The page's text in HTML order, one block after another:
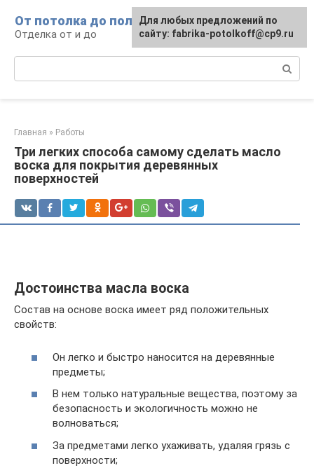
контенту
От потолка до пола
Отделка от и до
Главная » Работы
Три легких способа самому сделать масло
воска для покрытия деревянных
поверхностей
Достоинства масла воска
Состав на основе воска имеет ряд положительных
свойств:
Он легко и быстро наносится на деревянные
предметы;
В нем только натуральные вещества, поэтому за
безопасность и экологичность можно не
волноваться;
За предметами легко ухаживать, удаляя грязь с
поверхности;
Для любых предложений по
сайту: fabrika-potolkoff@cp9.ru